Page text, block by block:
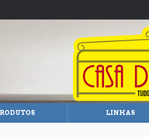
LINHAS